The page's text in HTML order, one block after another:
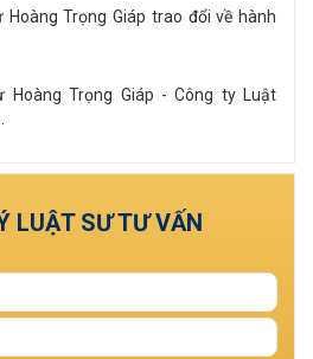
Hoàng Trọng Giáp trao đổi về hành
Hoàng Trọng Giáp - Công ty Luật
Xem tất cả
LUẬT SƯ TƯ VẤN